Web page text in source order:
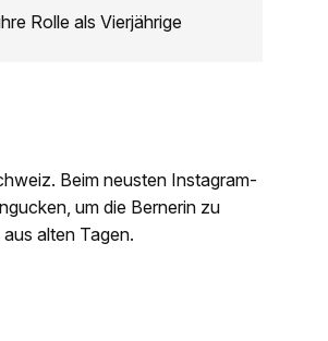
Rolle als Vierjährige
Beim neusten Instagram-
um die Bernerin zu
alten Tagen.